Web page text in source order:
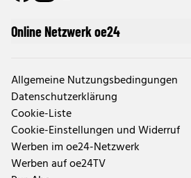
Online Netzwerk oe24
Allgemeine Nutzungsbedingungen
Datenschutzerklärung
Cookie-Liste
Cookie-Einstellungen und Widerruf
Werben im oe24-Netzwerk
Werben auf oe24TV